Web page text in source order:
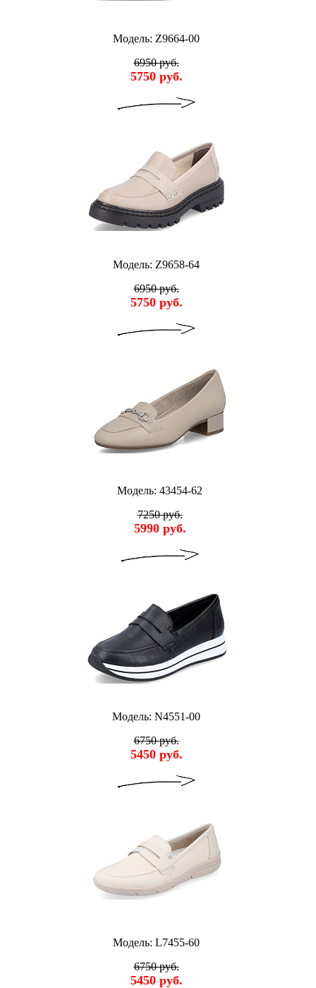
Модель: Z9664-00
6950 руб.
5750 руб.
Модель: Z9658-64
6950 руб.
5750 руб.
Модель: 43454-62
7250 руб.
5990 руб.
Модель: N4551-00
6750 руб.
5450 руб.
Модель: L7455-60
6750 руб.
5450 руб.